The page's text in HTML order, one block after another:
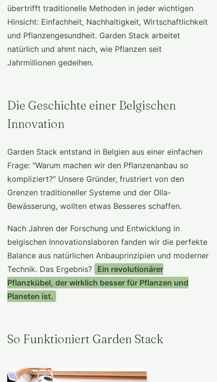
übertrifft traditionelle Methoden in jeder wichtigen
Hinsicht: Einfachheit, Nachhaltigkeit, Wirtschaftlichkeit
und Pflanzengesundheit. Garden Stack arbeitet
natürlich und ahmt nach, wie Pflanzen seit
Jahrmillionen gedeihen.
Die Geschichte einer Belgischen
Innovation
Garden Stack entstand in Belgien aus einer einfachen
Frage: "Warum machen wir den Pflanzenanbau so
kompliziert?" Unsere Gründer, frustriert von den
Grenzen traditioneller Systeme und der Olla-
Bewässerung, wollten etwas Besseres schaffen.
Nach Jahren der Forschung und Entwicklung in
belgischen Innovationslaboren fanden wir die perfekte
Balance aus natürlichen Anbauprinzipien und moderner
Technik. Das Ergebnis? Ein revolutionärer
Pflanzkübel, der wirklich besser für Pflanzen und
Planeten ist.
So Funktioniert Garden Stack